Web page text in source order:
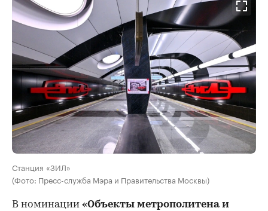
Станция «ЗИЛ»
(Фото: Пресс-служба Мэра и Правительства Москвы)
В номинации «Объекты метрополитена и